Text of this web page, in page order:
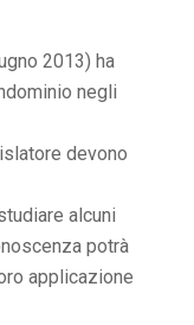
2013) ha
negli
devono
alcuni
potrà
applicazione